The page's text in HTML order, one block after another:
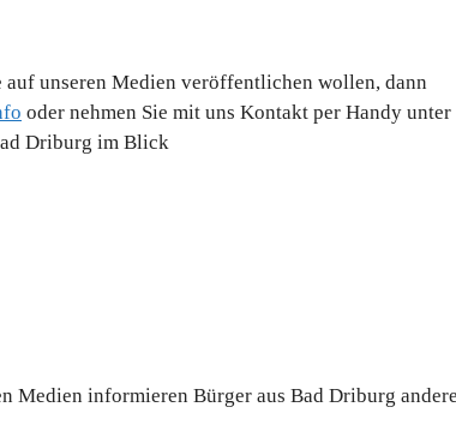
auf unseren Medien veröffentlichen wollen, dann
oder nehmen Sie mit uns Kontakt per Handy unter
Driburg im Blick
Medien informieren Bürger aus Bad Driburg